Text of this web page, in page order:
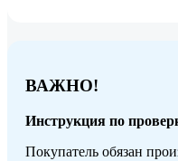
ВАЖНО!
Инструкция по
Покупатель обязан